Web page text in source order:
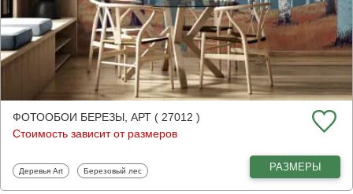
ФОТООБОИ БЕРЕЗЫ, АРТ ( 27012 )
Стоимость зависит от размеров
Фотообои
Деревья Art Фотообои
Березовый лес РАЗМЕРЫ